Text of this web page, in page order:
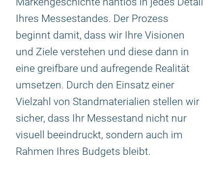
Ihres Messestandes. Der Prozess
beginnt damit, dass wir Ihre Visionen
und Ziele verstehen und diese dann in
eine greifbare und aufregende Realität
umsetzen. Durch den Einsatz einer
Vielzahl von Standmaterialien stellen wir
sicher, dass Ihr Messestand nicht nur
visuell beeindruckt, sondern auch im
Rahmen Ihres Budgets bleibt.